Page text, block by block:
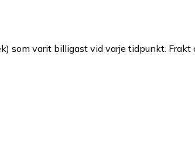
som varit billigast vid varje tidpunkt.